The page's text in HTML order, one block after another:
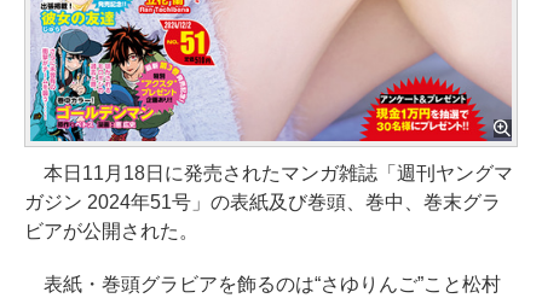
本日11月18日に発売されたマンガ雑誌「週刊ヤングマ
ガジン 2024年51号」の表紙及び巻頭、巻中、巻末グラ
ビアが公開された。
表紙・巻頭グラビアを飾るのは“さゆりんご”こと松村